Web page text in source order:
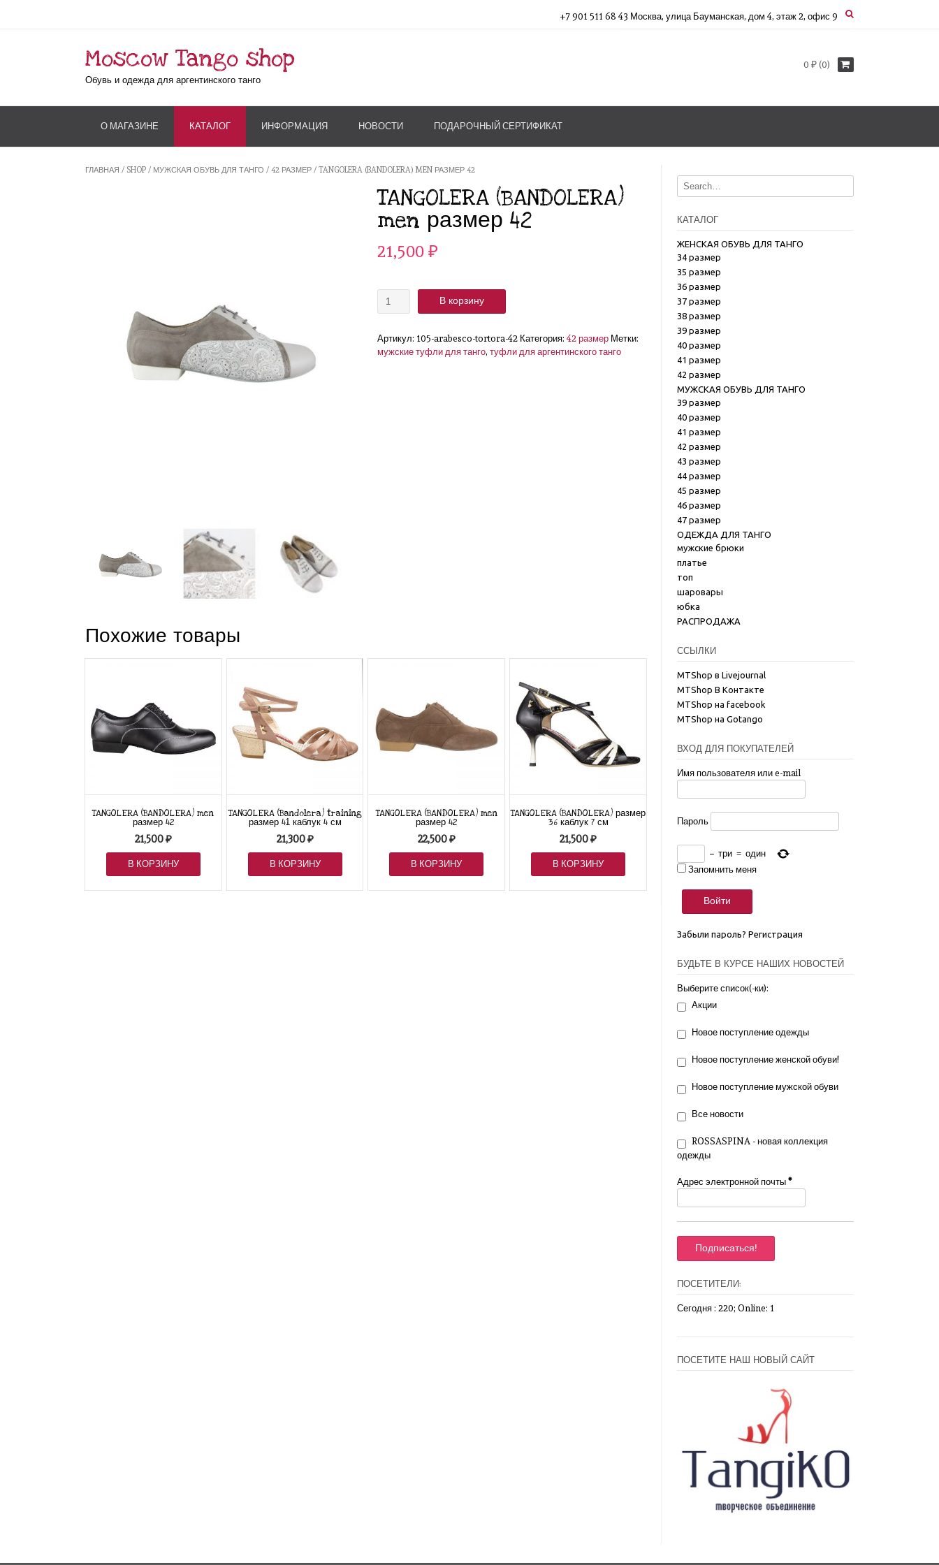
+7 901 511 68 43 Москва, улица Бауманская, дом 4, этаж 2, офис 9
Moscow Tango shop
Обувь и одежда для аргентинского танго
0 ₽ (0)
О МАГАЗИНЕ КАТАЛОГ ИНФОРМАЦИЯ НОВОСТИ ПОДАРОЧНЫЙ СЕРТИФИКАТ
ГЛАВНАЯ / SHOP / МУЖСКАЯ ОБУВЬ ДЛЯ ТАНГО / 42 РАЗМЕР / TANGOLERA (BANDOLERA) MEN РАЗМЕР 42
TANGOLERA (BANDOLERA)
men размер 42
21,500 ₽
Количество В корзину
Артикул: 105-arabesco-tortora-42 Категория: 42 размер Метки:
мужские туфли для танго, туфли для аргентинского танго
Похожие товары
TANGOLERA (BANDOLERA) men
размер 42
21,500₽
В КОРЗИНУ
TANGOLERA (Bandolera) training
размер 41 каблук 4 см
21,300₽
В КОРЗИНУ
TANGOLERA (BANDOLERA) men
размер 42
22,500₽
В КОРЗИНУ
TANGOLERA (BANDOLERA) размер
36 каблук 7 см
21,500₽
В КОРЗИНУ
КАТАЛОГ
ЖЕНСКАЯ ОБУВЬ ДЛЯ ТАНГО
34 размер
35 размер
36 размер
37 размер
38 размер
39 размер
40 размер
41 размер
42 размер
МУЖСКАЯ ОБУВЬ ДЛЯ ТАНГО
39 размер
40 размер
41 размер
42 размер
43 размер
44 размер
45 размер
46 размер
47 размер
ОДЕЖДА ДЛЯ ТАНГО
мужские брюки
платье
топ
шаровары
юбка
РАСПРОДАЖА
ССЫЛКИ
MTShop в Livejournal
MTShop В Контакте
MTShop на facebook
MTShop на Gotango
ВХОД ДЛЯ ПОКУПАТЕЛЕЙ
Имя пользователя или e-mail
Пароль
− три = один
Запомнить меня
Забыли пароль? Регистрация
БУДЬТЕ В КУРСЕ НАШИХ НОВОСТЕЙ
Выберите список(-ки):
Акции
Новое поступление одежды
Новое поступление женской обуви!
Новое поступление мужской обуви
Все новости
ROSSASPINA - новая коллекция
одежды
Адрес электронной почты *
ПОСЕТИТЕЛИ:
Сегодня : 220; Online: 1
ПОСЕТИТЕ НАШ НОВЫЙ САЙТ